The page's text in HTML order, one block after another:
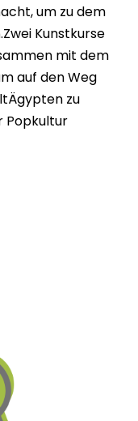
um zu dem
Kunstkurse
mit dem
auf den Weg
zu
Popkultur